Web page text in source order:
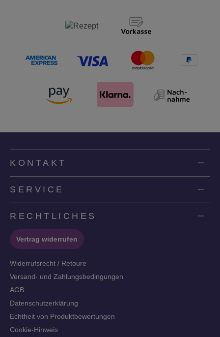
KONTAKT
SERVICE
RECHTLICHES
Vertrag widerrufen
Widerrufsrecht / Retoure
Versand- und Zahlungsbedingungen
AGB
Datenschutzerklärung
Echtheit von Produktbewertungen
Cookie-Hinweis